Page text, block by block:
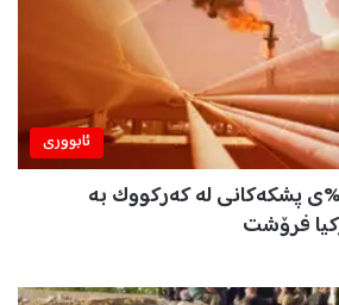
ئابووری
بریتش پێترۆڵیەم 15%ی پشکەکانی لە کەرکووک بە
فرۆشت